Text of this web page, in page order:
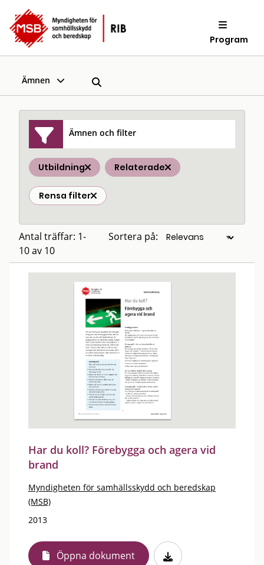
Program
Ämnen
Ämnen och filter
Utbildning Relaterade
Rensa filter
Antal träffar: 1-
10 av 10
Sortera på:
Har du koll? Förebygga och agera vid
brand
Myndigheten för samhällsskydd och beredskap
(MSB)
2013
Öppna dokument